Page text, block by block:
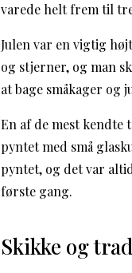
varede helt frem til
Julen var en vigtig
og stjerner, og man
at bage småkager og
En af de mest
pyntet med små
pyntet, og det var
første gang.
Skikke og